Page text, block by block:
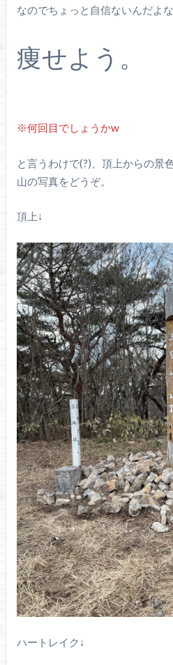
なのでちょっと自信ないんだよな
痩せよう。
※何回目でしょうかw
と言うわけで(?)、頂上からの景
山の写真をどうぞ。
頂上↓
ハートレイク↓